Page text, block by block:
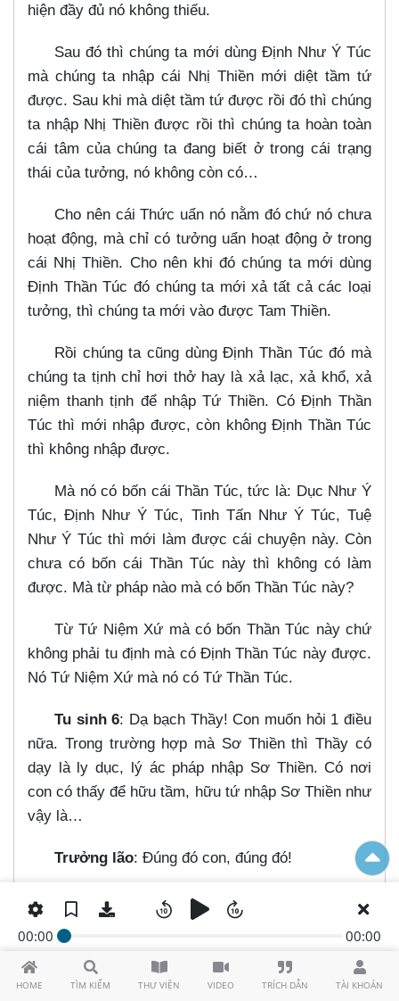
HOME TÌM KIẾM THƯ VIỆN VIDEO TRÍCH DẪN TÀI KHOẢN
00:00 00:00
hiện đầy đủ nó không thiếu.
Sau đó thì chúng ta mới dùng Định Như Ý Túc
mà chúng ta nhập cái Nhị Thiền mới diệt tầm tứ
được. Sau khi mà diệt tầm tứ được rồi đó thì chúng
ta nhập Nhị Thiền được rồi thì chúng ta hoàn toàn
cái tâm của chúng ta đang biết ở trong cái trạng
thái của tưởng, nó không còn có…​
Cho nên cái Thức uẩn nó nằm đó chứ nó chưa
hoạt động, mà chỉ có tưởng uẩn hoạt động ở trong
cái Nhị Thiền. Cho nên khi đó chúng ta mới dùng
Định Thần Túc đó chúng ta mới xả tất cả các loại
tưởng, thì chúng ta mới vào được Tam Thiền.
Rồi chúng ta cũng dùng Định Thần Túc đó mà
chúng ta tịnh chỉ hơi thở hay là xả lạc, xả khổ, xả
niệm thanh tịnh để nhập Tứ Thiền. Có Định Thần
Túc thì mới nhập được, còn không Định Thần Túc
thì không nhập được.
Mà nó có bốn cái Thần Túc, tức là: Dục Như Ý
Túc, Định Như Ý Túc, Tinh Tấn Như Ý Túc, Tuệ
Như Ý Túc thì mới làm được cái chuyện này. Còn
chưa có bốn cái Thần Túc này thì không có làm
được. Mà từ pháp nào mà có bốn Thần Túc này?
Từ Tứ Niệm Xứ mà có bốn Thần Túc này chứ
không phải tu định mà có Định Thần Túc này được.
Nó Tứ Niệm Xứ mà nó có Tứ Thần Túc.
Tu sinh 6: Dạ bạch Thầy! Con muốn hỏi 1 điều
nữa. Trong trường hợp mà Sơ Thiền thì Thầy có
dạy là ly dục, lý ác pháp nhập Sơ Thiền. Có nơi
con có thấy để hữu tầm, hữu tứ nhập Sơ Thiền như
vậy là…​
Trưởng lão: Đúng đó con, đúng đó!
Tu sinh 6:
Như vậy là con phải xem hữu tầm,
hữu tứ về vấn đề gì?
Trưởng lão:
Hữu tầm, hữu tứ. Tức là nó có
tầm…​